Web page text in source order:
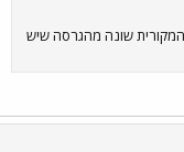
הגרמנית המקורית שונה מהגרסה שיש